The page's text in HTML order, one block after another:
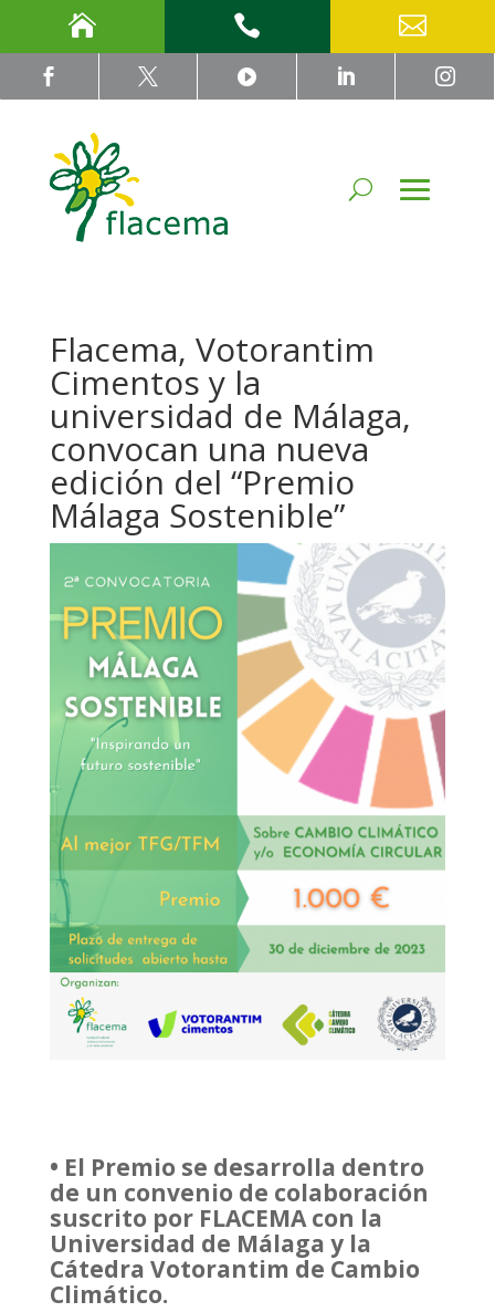
  
    
Flacema, Votorantim
Cimentos y la
universidad de Málaga,
convocan una nueva
edición del “Premio
Málaga Sostenible”
• El Premio se desarrolla dentro
de un convenio de colaboración
suscrito por FLACEMA con la
Universidad de Málaga y la
Cátedra Votorantim de Cambio
Climático.